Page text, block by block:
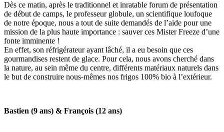
Dès ce matin, après le traditionnel et inratable forum de présentation
de début de camps, le professeur globule, un scientifique loufoque
de notre époque, nous a tout de suite demandés de l’aide pour une
mission de la plus haute importance : sauver ces Mister Freeze d’une
fonte imminente !
En effet, son réfrigérateur ayant lâché, il a eu besoin que ces
gourmandises restent de glace. Pour cela, nous avons cherché dans
la nature, au sein même du centre, différents matériaux naturels dans
le but de construire nous-mêmes nos frigos 100% bio à l’extérieur.
Bastien (9 ans) & François (12 ans)